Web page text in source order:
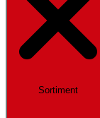
Sortiment